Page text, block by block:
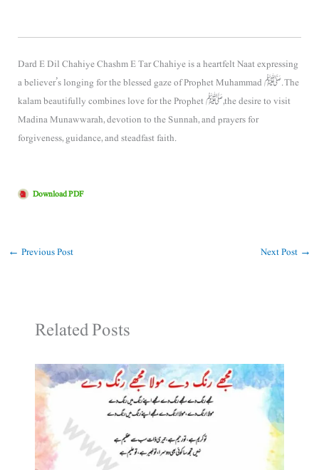
Dard E Dil Chahiye Chashm E Tar Chahiye is a heartfelt Naat expressing
a believer’s longing for the blessed gaze of Prophet Muhammad ﷺ. The
kalam beautifully combines love for the Prophet ﷺ, the desire to visit
Madina Munawwarah, devotion to the Sunnah, and prayers for
forgiveness, guidance, and steadfast faith.
Download PDF
← Previous Post Next Post →
Related Posts